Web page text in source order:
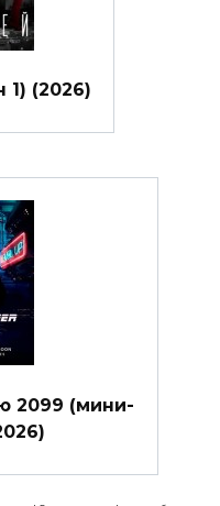
(2026)
2099 (мини-